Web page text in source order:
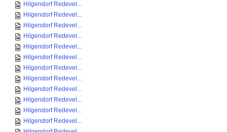
Hilgendorf Redevel...
Hilgendorf Redevel...
Hilgendorf Redevel...
Hilgendorf Redevel...
Hilgendorf Redevel...
Hilgendorf Redevel...
Hilgendorf Redevel...
Hilgendorf Redevel...
Hilgendorf Redevel...
Hilgendorf Redevel...
Hilgendorf Redevel...
Hilgendorf Redevel...